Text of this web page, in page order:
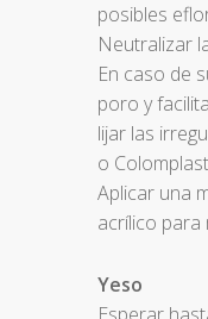
posibles
Neutralizar
En caso de
poro y
lijar las
o
Aplicar una
acrílico para
Yeso